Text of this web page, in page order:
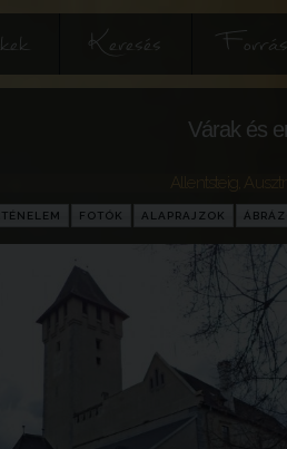
Keresés
Várak és
Allentsteig
FOTÓK ALAPRAJZOK